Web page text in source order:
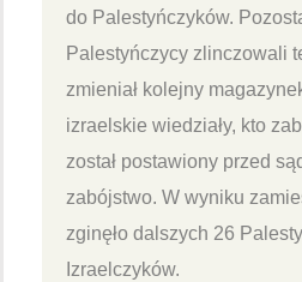
do Palestyńczyków.
Palestyńczycy zlinczowali
zmieniał kolejny
izraelskie wiedziały, kto
został postawiony przed
zabójstwo. W wyniku
zginęło dalszych 26
Izraelczyków.